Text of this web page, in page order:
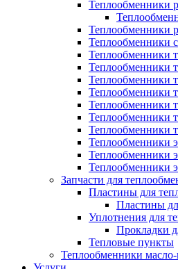
Теплообменники
Теплообменники
Теплообменники
Теплообменники
Теплообменники
Теплообменники
Теплообменники
Теплообменники
Теплообменники
Теплообменники
Теплообменники
Теплообменники
Теплообменники
Запчасти для
Пластины для
Пластины
Уплотнения для
Прокладки
Тепловые пункты
Теплообменники